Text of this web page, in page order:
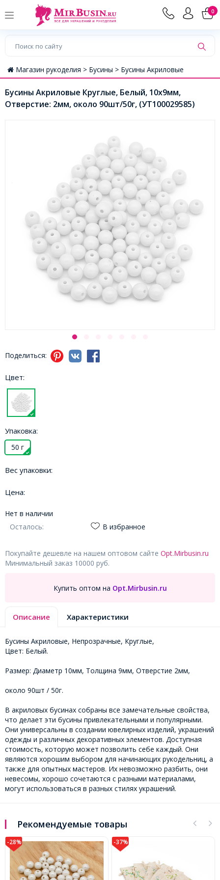
0
Магазин рукоделия > Бусины > Бусины Акриловые
Бусины Акриловые Круглые, Белый, 10х9мм,
Отверстие: 2мм, около 90шт/50г, (УТ100029585)
Поделиться:
Цвет:
Упаковка:
50 г
Вес упаковки:
Цена:
Нет в наличии
Осталось:
В избранное
Покупайте дешевле на нашем оптовом сайте Opt.Mirbusin.ru
Минимальный заказ 10000 руб.
Купить оптом на Opt.Mirbusin.ru
Описание Характеристики
Бусины Акриловые, Непрозрачные, Круглые,
Цвет: Белый.
Размер: Диаметр 10мм, Толщина 9мм, Отверстие 2мм,
около 90шт / 50г.
В акриловых бусинах собраны все замечательные свойства,
что делает эти бусины привлекательными и популярными.
Они универсальны в создании ювелирных изделий, украшений
одежды и различных декоративных элементов. Доступная
стоимость, которую может позволить себе каждый. Они
являются хорошим выбором для начинающих рукодельниц, а
также для опытных мастеров. Их невозможно разбить, они
невесомы, хорошо сочетаются с разными материалами,
могут использоваться в разных стилях украшений.
Рекомендуемые товары
-37% -28%